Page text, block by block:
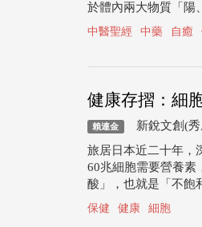
於體內兩大物質「陽
中醫聖經 中藥 自癒
健康存摺：細
賴連金 新銳文創(秀
旅居日本近二十年，
60兆細胞需要營養
酸」，也就是「不飽
保健 健康 細胞